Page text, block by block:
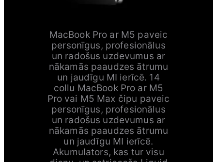
MacBook Pro ar M5 paveic
personīgus, profesionālus
un radošus uzdevumus ar
nākamās paaudzes ātrumu
un jaudīgu MI ierīcē. 14
collu MacBook Pro ar M5
Pro vai M5 Max čipu paveic
personīgus, profesionālus
un radošus uzdevumus ar
nākamās paaudzes ātrumu
un jaudīgu MI ierīcē.
Akumulators, kas tur visu